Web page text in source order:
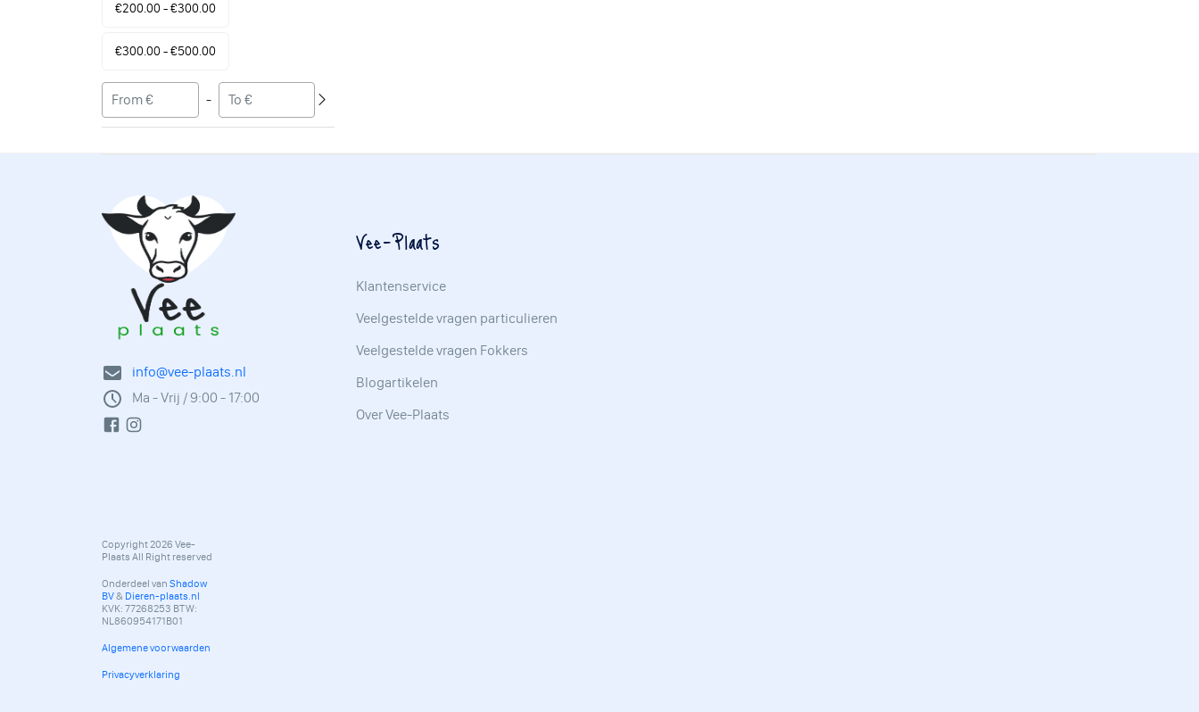
€200.00 - €300.00
€300.00 - €500.00
-
info@vee-plaats.nl
Ma - Vrij / 9:00 - 17:00
Copyright 2026 Vee-
Plaats All Right reserved
Onderdeel van Shadow
BV& Dieren-plaats.nl
KVK: 77268253 BTW:
NL860954171B01
Algemene voorwaarden
Privacyverklaring
Vee-Plaats
Klantenservice
Veelgestelde vragen particulieren
Veelgestelde vragen Fokkers
Blogartikelen
Over Vee-Plaats